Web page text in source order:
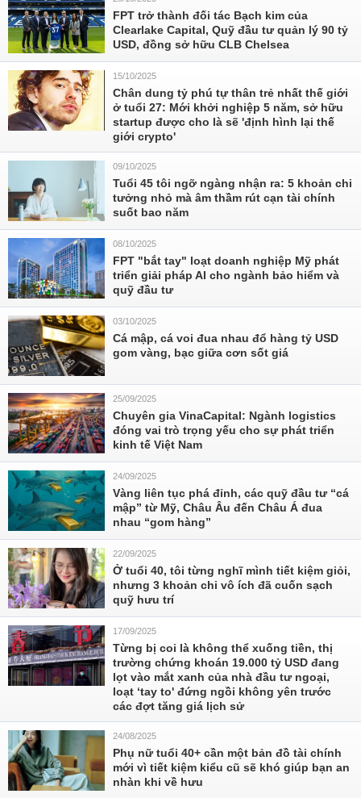
FPT trở thành đối tác Bạch kim của
Clearlake Capital, Quỹ đầu tư quản lý 90 tỷ
USD, đồng sở hữu CLB Chelsea
15/10/2025
Chân dung tỷ phú tự thân trẻ nhất thế giới
ở tuổi 27: Mới khởi nghiệp 5 năm, sở hữu
startup được cho là sẽ 'định hình lại thế
giới crypto'
09/10/2025
Tuổi 45 tôi ngỡ ngàng nhận ra: 5 khoản chi
tưởng nhỏ mà âm thầm rút cạn tài chính
suốt bao năm
08/10/2025
FPT "bắt tay" loạt doanh nghiệp Mỹ phát
triển giải pháp AI cho ngành bảo hiểm và
quỹ đầu tư
03/10/2025
Cá mập, cá voi đua nhau đổ hàng tỷ USD
gom vàng, bạc giữa cơn sốt giá
25/09/2025
Chuyên gia VinaCapital: Ngành logistics
đóng vai trò trọng yếu cho sự phát triển
kinh tế Việt Nam
24/09/2025
Vàng liên tục phá đỉnh, các quỹ đầu tư “cá
mập” từ Mỹ, Châu Âu đến Châu Á đua
nhau “gom hàng”
22/09/2025
Ở tuổi 40, tôi từng nghĩ mình tiết kiệm giỏi,
nhưng 3 khoản chi vô ích đã cuốn sạch
quỹ hưu trí
17/09/2025
Từng bị coi là không thể xuống tiền, thị
trường chứng khoán 19.000 tỷ USD đang
lọt vào mắt xanh của nhà đầu tư ngoại,
loạt ‘tay to' đứng ngồi không yên trước
các đợt tăng giá lịch sử
24/08/2025
Phụ nữ tuổi 40+ cần một bản đồ tài chính
mới vì tiết kiệm kiểu cũ sẽ khó giúp bạn an
nhàn khi về hưu